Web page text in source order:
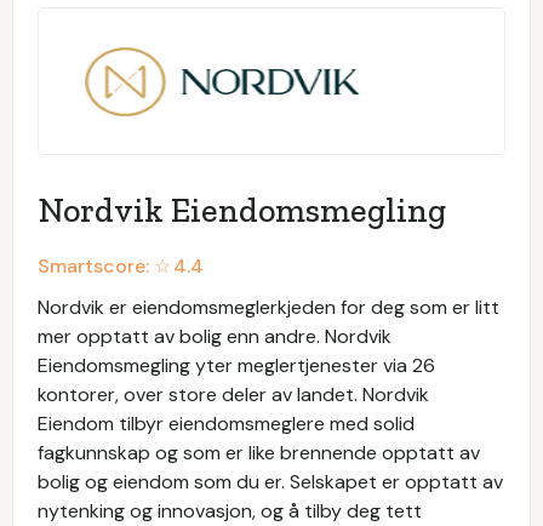
Nordvik Eiendomsmegling
Smartscore: ☆4.4
Nordvik er eiendomsmeglerkjeden for deg som er litt
mer opptatt av bolig enn andre. Nordvik
Eiendomsmegling yter meglertjenester via 26
kontorer, over store deler av landet. Nordvik
Eiendom tilbyr eiendomsmeglere med solid
fagkunnskap og som er like brennende opptatt av
bolig og eiendom som du er. Selskapet er opptatt av
nytenking og innovasjon, og å tilby deg tett